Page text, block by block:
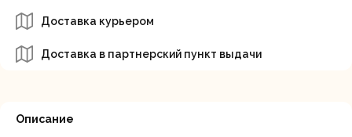
Доставка курьером
Доставка в партнерский пункт выдачи
Описание